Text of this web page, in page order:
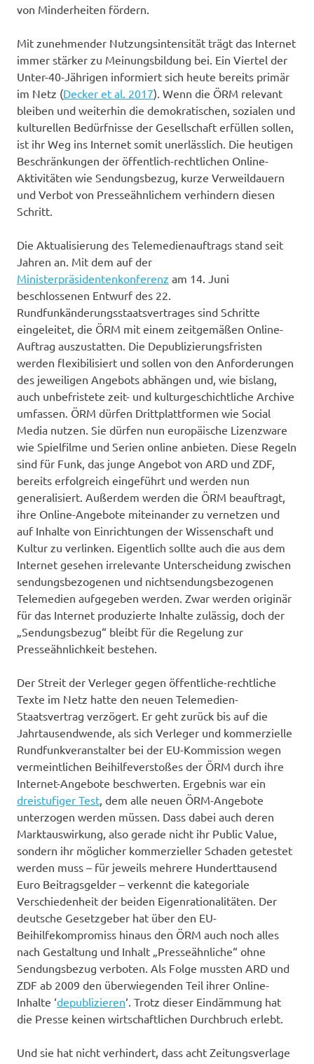
von Minderheiten fördern.
Mit zunehmender Nutzungsintensität trägt das Internet
immer stärker zu Meinungsbildung bei. Ein Viertel der
Unter-40-Jährigen informiert sich heute bereits primär
im Netz (Decker et al. 2017). Wenn die ÖRM relevant
bleiben und weiterhin die demokratischen, sozialen und
kulturellen Bedürfnisse der Gesellschaft erfüllen sollen,
ist ihr Weg ins Internet somit unerlässlich. Die heutigen
Beschränkungen der öffentlich-rechtlichen Online-
Aktivitäten wie Sendungsbezug, kurze Verweildauern
und Verbot von Presseähnlichem verhindern diesen
Schritt.
Die Aktualisierung des Telemedienauftrags stand seit
Jahren an. Mit dem auf der
Ministerpräsidentenkonferenz am 14. Juni
beschlossenen Entwurf des 22.
Rundfunkänderungsstaatsvertrages sind Schritte
eingeleitet, die ÖRM mit einem zeitgemäßen Online-
Auftrag auszustatten. Die Depublizierungsfristen
werden flexibilisiert und sollen von den Anforderungen
des jeweiligen Angebots abhängen und, wie bislang,
auch unbefristete zeit- und kulturgeschichtliche Archive
umfassen. ÖRM dürfen Drittplattformen wie Social
Media nutzen. Sie dürfen nun europäische Lizenzware
wie Spielfilme und Serien online anbieten. Diese Regeln
sind für Funk, das junge Angebot von ARD und ZDF,
bereits erfolgreich eingeführt und werden nun
generalisiert. Außerdem werden die ÖRM beauftragt,
ihre Online-Angebote miteinander zu vernetzen und
auf Inhalte von Einrichtungen der Wissenschaft und
Kultur zu verlinken. Eigentlich sollte auch die aus dem
Internet gesehen irrelevante Unterscheidung zwischen
sendungsbezogenen und nichtsendungsbezogenen
Telemedien aufgegeben werden. Zwar werden originär
für das Internet produzierte Inhalte zulässig, doch der
„Sendungsbezug“ bleibt für die Regelung zur
Presseähnlichkeit bestehen.
Der Streit der Verleger gegen öffentliche-rechtliche
Texte im Netz hatte den neuen Telemedien-
Staatsvertrag verzögert. Er geht zurück bis auf die
Jahrtausendwende, als sich Verleger und kommerzielle
Rundfunkveranstalter bei der EU-Kommission wegen
vermeintlichen Beihilfeverstoßes der ÖRM durch ihre
Internet-Angebote beschwerten. Ergebnis war ein
dreistufiger Test , dem alle neuen ÖRM-Angebote
unterzogen werden müssen. Dass dabei auch deren
Marktauswirkung, also gerade nicht ihr Public Value,
sondern ihr möglicher kommerzieller Schaden getestet
werden muss – für jeweils mehrere Hunderttausend
Euro Beitragsgelder – verkennt die kategoriale
Verschiedenheit der beiden Eigenrationalitäten. Der
deutsche Gesetzgeber hat über den EU-
Beihilfekompromiss hinaus den ÖRM auch noch alles
nach Gestaltung und Inhalt „Presseähnliche“ ohne
Sendungsbezug verboten. Als Folge mussten ARD und
ZDF ab 2009 den überwiegenden Teil ihrer Online-
Inhalte ‘depublizieren‘. Trotz dieser Eindämmung hat
die Presse keinen wirtschaftlichen Durchbruch erlebt.
Und sie hat nicht verhindert, dass acht Zeitungsverlage